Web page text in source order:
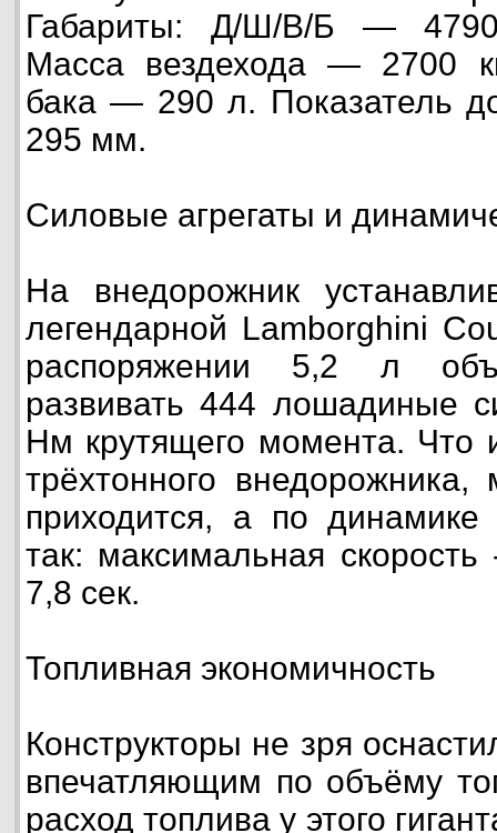
Габариты: Д/Ш/В/Б —
Масса вездехода — 2700
бака — 290 л. Показатель
295 мм.
Силовые агрегаты и
На внедорожник
легендарной Lamborghini
распоряжении 5,2 л
развивать 444 лошадиные
Нм крутящего момента. Что
трёхтонного
приходится, а по
так: максимальная
7,8 сек.
Топливная экономичность
Конструкторы не зря
впечатляющим по объёму
расход топлива у этого